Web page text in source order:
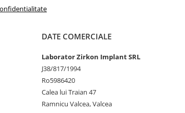
DATE COMERCIALE
Laborator Zirkon Implant SRL
J38/817/1994
Ro5986420
Calea lui Traian 47
Ramnicu Valcea, Valcea